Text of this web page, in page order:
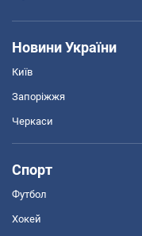
Новини України
Київ
Запоріжжя
Черкаси
Спорт
Футбол
Хокей